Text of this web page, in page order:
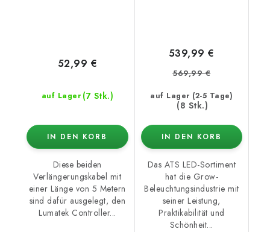
auf Lager (7 Stk.)
52,99 €
IN DEN KORB
Diese beiden
Verlängerungskabel mit
einer Länge von 5 Metern
sind dafür ausgelegt, den
Lumatek Controller...
auf Lager (2-5 Tage)
(8 Stk.)
539,99 €
569,99 €
IN DEN KORB
Das ATS LED-Sortiment
hat die Grow-
Beleuchtungsindustrie mit
seiner Leistung,
Praktikabilität und
Schönheit...